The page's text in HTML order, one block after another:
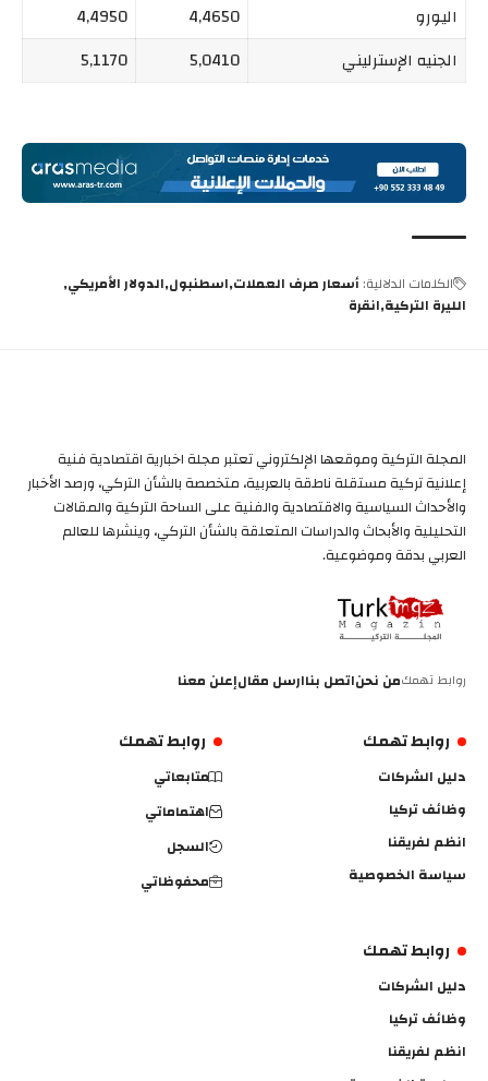
اليورو
4,4650
4,4950
الجنيه الإسترليني
5,0410
5,1170
الكلمات الدلالية:أسعار صرف العملات اسطنبول الدولار الأمريكي
الليرة التركية انقرة
المجلة التركية وموقعها الإلكتروني تعتبر مجلة اخبارية اقتصادية فنية
إعلانية تركية مستقلة ناطقة بالعربية، متخصصة بالشأن التركي، ورصد الأخبار
والأحداث السياسية والاقتصادية والفنية على الساحة التركية والمقالات
التحليلية والأبحاث والدراسات المتعلقة بالشأن التركي، وينشرها للعالم
العربي بدقة وموضوعية.
روابط تهمكمن نحناتصل بناارسل مقالإعلن معنا
روابط تهمك
دليل الشركات
وظائف تركيا
انظم لفريقنا
سياسة الخصوصية
روابط تهمك
متابعاتي
اهتماماتي
السجل
محفوظاتي
روابط تهمك
دليل الشركات
وظائف تركيا
انظم لفريقنا